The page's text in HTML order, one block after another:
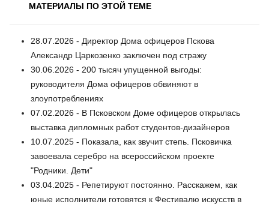
МАТЕРИАЛЫ ПО ЭТОЙ ТЕМЕ
28.07.2026 - Директор Дома офицеров Пскова
Александр Царкозенко заключен под стражу
30.06.2026 - 200 тысяч упущенной выгоды:
руководителя Дома офицеров обвиняют в
злоупотреблениях
07.02.2026 - В Псковском Доме офицеров открылась
выставка дипломных работ студентов-дизайнеров
10.07.2025 - Показала, как звучит степь. Псковичка
завоевала серебро на всероссийском проекте
"Родники. Дети"
03.04.2025 - Репетируют постоянно. Расскажем, как
юные исполнители готовятся к Фестивалю искусств в